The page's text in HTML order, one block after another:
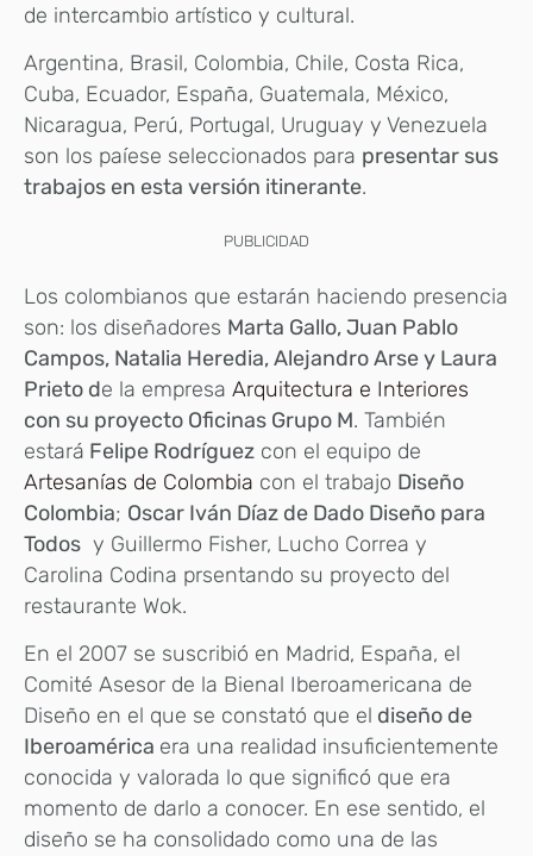
de intercambio artístico y cultural.
Argentina, Brasil, Colombia, Chile, Costa Rica,
Cuba, Ecuador, España, Guatemala, México,
Nicaragua, Perú, Portugal, Uruguay y Venezuela
son los paíese seleccionados para presentar sus
trabajos en esta versión itinerante.
PUBLICIDAD
Los colombianos que estarán haciendo presencia
son: los diseñadores Marta Gallo, Juan Pablo
Campos, Natalia Heredia, Alejandro Arse y Laura
Prieto de la empresa Arquitectura e Interiores
con su proyecto Oficinas Grupo M. También
estará Felipe Rodríguez con el equipo de
Artesanías de Colombia con el trabajo Diseño
Colombia; Oscar Iván Díaz de Dado Diseño para
Todos y Guillermo Fisher, Lucho Correa y
Carolina Codina prsentando su proyecto del
restaurante Wok.
En el 2007 se suscribió en Madrid, España, el
Comité Asesor de la Bienal Iberoamericana de
Diseño en el que se constató que el diseño de
Iberoamérica era una realidad insuficientemente
conocida y valorada lo que significó que era
momento de darlo a conocer. En ese sentido, el
diseño se ha consolidado como una de las